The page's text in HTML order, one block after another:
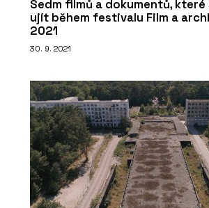
Sedm filmů a dokumentů,
ujít během festivalu Film a
2021
30. 9. 2021